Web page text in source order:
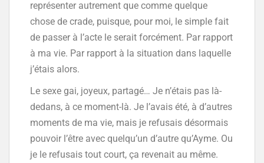
représenter autrement que comme quelque
chose de crade, puisque, pour moi, le simple fait
de passer à l’acte le serait forcément. Par rapport
à ma vie. Par rapport à la situation dans laquelle
j’étais alors.
Le sexe gai, joyeux, partagé… Je n’étais pas là-
dedans, à ce moment-là. Je l’avais été, à d’autres
moments de ma vie, mais je refusais désormais
pouvoir l’être avec quelqu’un d’autre qu’Ayme. Ou
je le refusais tout court, ça revenait au même.